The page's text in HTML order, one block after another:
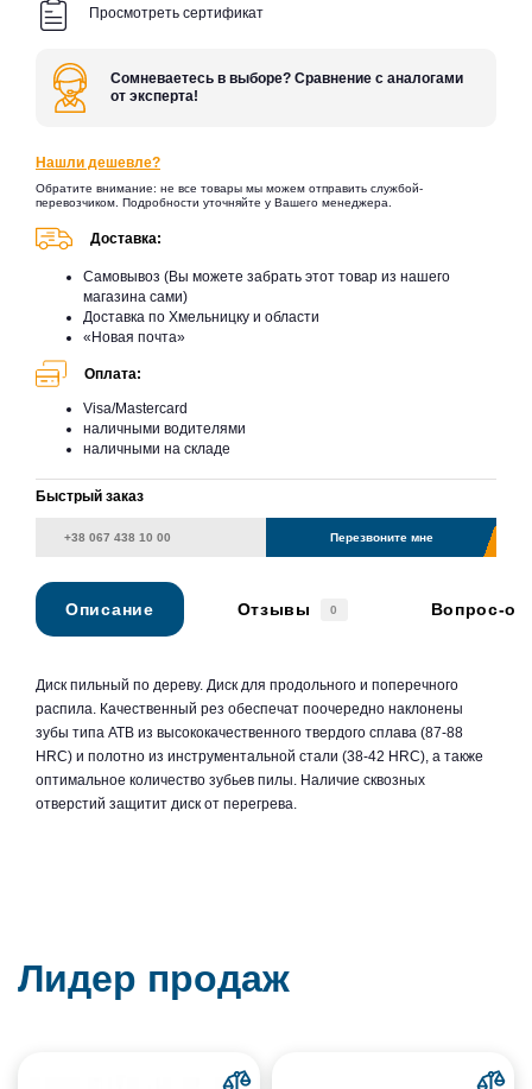
Просмотреть сертификат
Сомневаетесь в выборе? Сравнение с аналогами
от эксперта!
Нашли дешевле?
Обратите внимание: не все товары мы можем отправить службой-
перевозчиком. Подробности уточняйте у Вашего менеджера.
Доставка:
Самовывоз (Вы можете забрать этот товар из нашего
магазина сами)
Доставка по Хмельницку и области
«Новая почта»
Оплата:
Visa/Mastercard
наличными водителями
наличными на складе
Быстрый заказ
Перезвоните мне
Описание Отзывы 0 Вопрос-
Диск пильный по дереву. Диск для продольного и поперечного
распила. Качественный рез обеспечат поочередно наклонены
зубы типа ATB из высококачественного твердого сплава (87-88
HRC) и полотно из инструментальной стали (38-42 HRC), а также
оптимальное количество зубьев пилы. Наличие сквозных
отверстий защитит диск от перегрева.
Лидер продаж